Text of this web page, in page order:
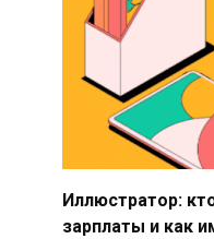
Иллюстратор:
зарплаты и как